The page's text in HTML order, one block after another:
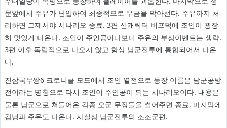
문앞에서 주유가 난입하여 최종적으로 우금을 막아선다. 주유까지 처
리하면 그제서야 시나리오 종료. 3편 신캐릭터 버프덕에 조인이 굉장
히 멋있게 나온다. 조인이 주인공이다보니 주유의 부상이벤트는 생략.
3편 이후 독립적으로 나오지 않고 항상 남군전투에 통합되어서 나온
다.
진삼국무쌍6 크로니클 모드에서 조인 열전으로 등장 이름은 남군공방
전이라는 명칭으로 다시 조인이 주인공이 되는 시나리오이다. 내용은
물론 남군으로 쳐들어온 각종 오군 무장들을 썰어주면 종료. 마지막에
감녕과 주유도 나온다. 사실상 남군전투의 조조군편.